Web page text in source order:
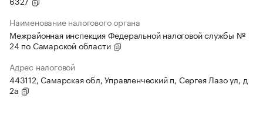
Наименование налогового органа
Межрайонная инспекция Федеральной налоговой службы №
24 по Самарской области
Адрес налоговой
443112, Самарская обл, Управленческий п, Сергея Лазо ул, д
2а